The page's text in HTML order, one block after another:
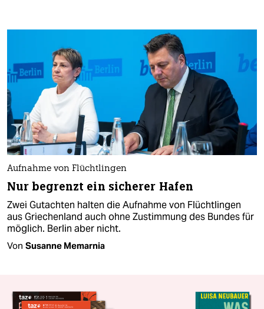
Aufnahme von Flüchtlingen
Nur begrenzt ein sicherer Hafen
Zwei Gutachten halten die Aufnahme von Flüchtlingen
aus Griechenland auch ohne Zustimmung des Bundes für
möglich. Berlin aber nicht.
Von Susanne Memarnia